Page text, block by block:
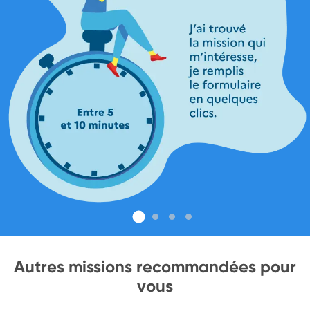
Autres missions recommandées pour
vous